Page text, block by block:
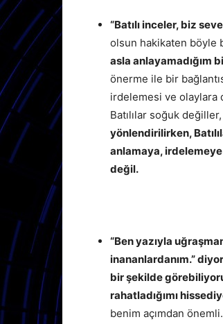
“Batılı inceler, biz
olsun hakikaten böyle
asla anlayamadığım
önerme ile bir
irdelemesi ve olaylara
Batılılar soğuk değiller,
yönlendirilirken,
anlamaya,
değil.
“Ben yazıyla
inananlardanım.”
bir şekilde
rahatladığımı
benim açımdan önemli.